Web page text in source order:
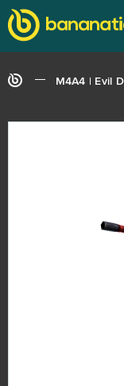
M4A4 | Evil